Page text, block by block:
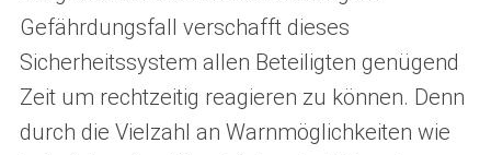
Gefährdungsfall verschafft dieses
Sicherheitssystem allen Beteiligten genügend
Zeit um rechtzeitig reagieren zu können. Denn
durch die Vielzahl an Warnmöglichkeiten wie